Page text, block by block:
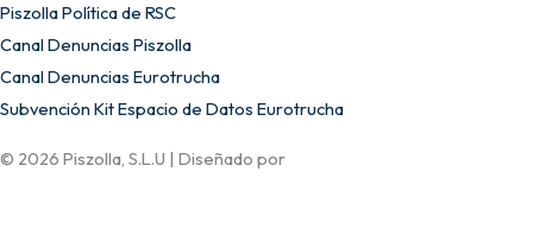
Piszolla Política de RSC
Canal Denuncias Piszolla
Canal Denuncias Eurotrucha
Subvención Kit Espacio de Datos Eurotrucha
© 2026 Piszolla, S.L.U | Diseñado por